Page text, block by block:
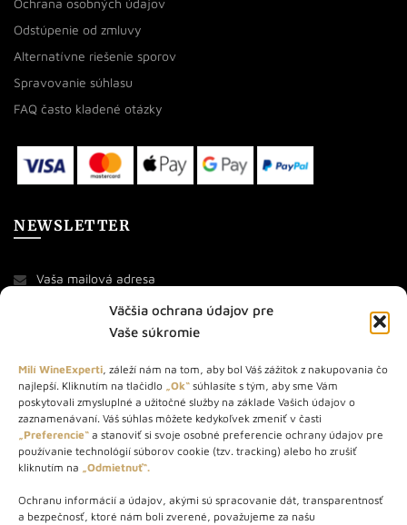
Väčšia ochrana údajov pre
Vaše súkromie
Milí WineExperti, záleží nám na tom, aby bol Váš zážitok z nakupovania čo
najlepší. Kliknutím na tlačidlo „Ok“ súhlasíte s tým, aby sme Vám
poskytovali zmysluplné a užitočné služby na základe Vašich údajov o
zaznamenávaní. Váš súhlas môžete kedykoľvek zmeniť v časti
„Preferencie“ a stanoviť si svoje osobné preferencie ochrany údajov pre
používanie technológií súborov cookie (tzv. tracking) alebo ho zrušiť
kliknutím na „Odmietnuť“.
Ochranu informácií a údajov, akými sú spracovanie dát, transparentnosť
a bezpečnosť, ktoré nám boli zverené, považujeme za našu
Ochrana osobných údajov
Odstúpenie od zmluvy
Alternatívne riešenie sporov
Spravovanie súhlasu
FAQ často kladené otázky
NEWSLETTER
O NÁS
STORE – obchod s vínom a destilátmi od roku 2010. Na našej
webovej stránke predávame viac ako 1000+ značkových
produktov.
Info tel.: +421 917 779 888